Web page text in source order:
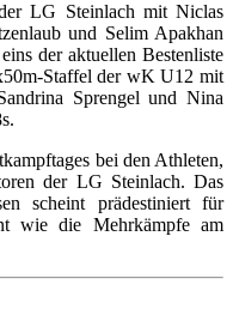
LG Steinlach mit Niclas
und Selim Apakhan
der aktuellen Bestenliste
Staffel der wK U12 mit
Sprengel und Nina
bei den Athleten,
der LG Steinlach. Das
scheint prädestiniert für
wie die Mehrkämpfe am